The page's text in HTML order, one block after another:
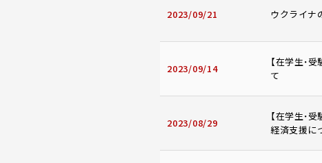
2023/09/21 ウクライナ
2023/09/14
【在学生・
て
2023/08/29
【在学生・
経済支援に